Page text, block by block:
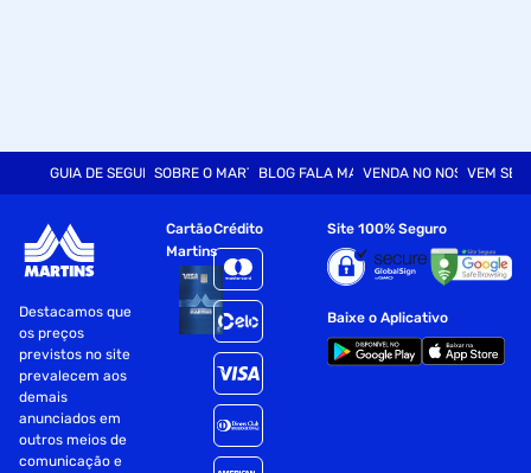
GUIA DE SEGURANÇASOBRE O MARTINSBLOG FALA MARTVENDA NO NOSSO SITE
VEM SER
Destacamos que
os preços
previstos no site
prevalecem aos
demais
anunciados em
outros meios de
comunicação e
Cartão
Martins
Crédito Site 100% Seguro
Baixe o Aplicativo